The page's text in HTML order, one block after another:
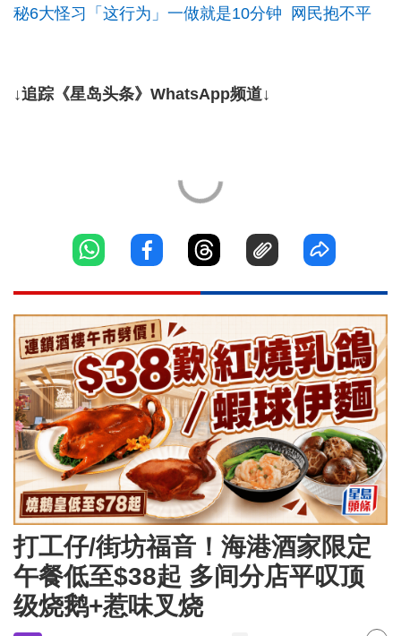
秘6大怪习「这行为」一做就是10分钟 网民抱不平
↓追踪《星岛头条》WhatsApp频道↓
打工仔/街坊福音！海港酒家限定
午餐低至$38起 多间分店平叹顶
级烧鹅+惹味叉烧